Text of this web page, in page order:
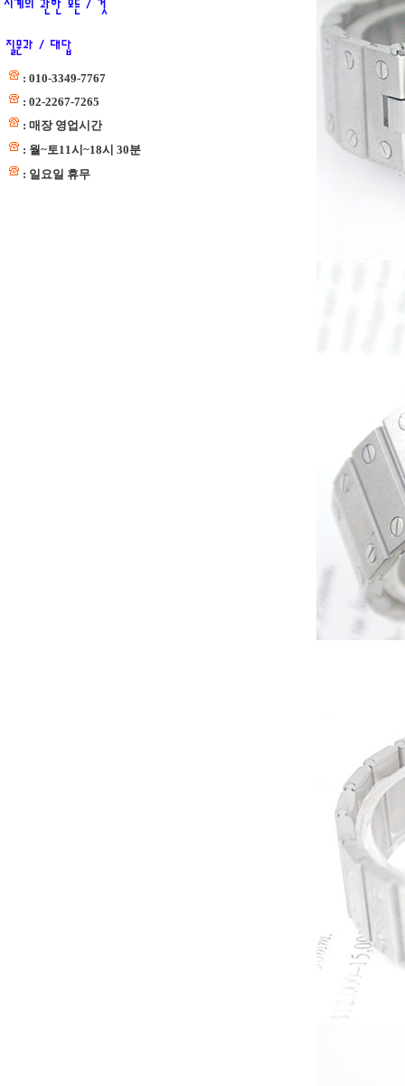
: 010-3349-7767
: 02-2267-7265
: 매장 영업시간
: 월~토11시~18시 30분
: 일요일 휴무